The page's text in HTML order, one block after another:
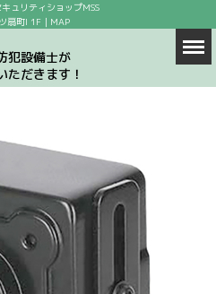
ュリティショップMSS
扇町I 1F｜ MAP
犯設備士が
ただきます！
ーム
品情報
防犯カメラの設置場所
防犯カメラ設置の目的
求人情報
ブログ